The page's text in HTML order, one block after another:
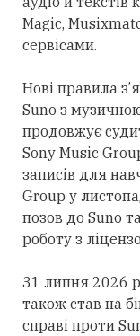
Magic,
сервісами.
Нові правила
Suno з
продовжує
Sony Music
записів для
Group у
позов до Suno
роботу з
31 липня 2026
також став на
справі проти